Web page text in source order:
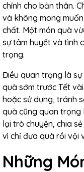
chính cho bản thân.
và không mong
chất. Một món quà
sự tâm huyết và tình
trọng.
Điều quan trọng là sự
quà sớm trước Tết
hoặc sử dụng, tránh
quà cũng quan trọng
lại trò chuyện, chia
vì chỉ đưa quà rồi vội
Những